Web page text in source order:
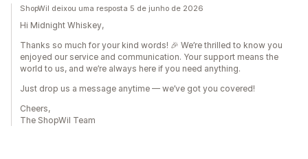
ShopWil deixou uma resposta 5 de junho de 2026
Hi Midnight Whiskey,
Thanks so much for your kind words! 🎉 We’re thrilled to know you
enjoyed our service and communication. Your support means the
world to us, and we’re always here if you need anything.
Just drop us a message anytime — we’ve got you covered!
Cheers,
The ShopWil Team